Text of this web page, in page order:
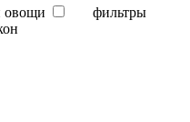
овощи
фильтры